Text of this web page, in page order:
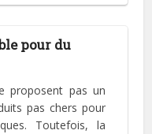
pour du
proposent pas un
pas chers pour
Toutefois, la